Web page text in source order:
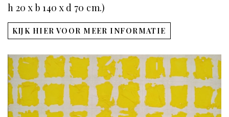
h 20 x b 140 x d 70 cm.)
KIJK HIER VOOR MEER INFORMATIE